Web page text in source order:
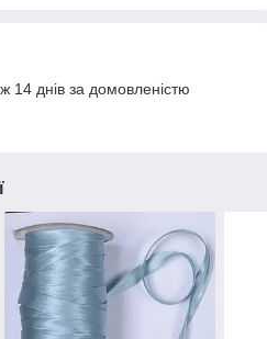
14 днів за домовленістю